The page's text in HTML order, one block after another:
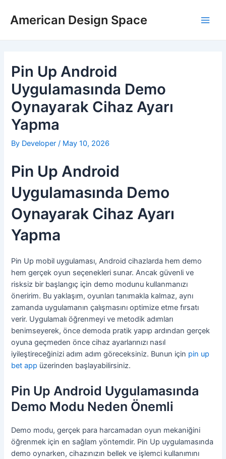
American Design Space
Pin Up Android
Uygulamasında Demo
Oynayarak Cihaz Ayarı
Yapma
By Developer/ May 10, 2026
Pin Up Android
Uygulamasında Demo
Oynayarak Cihaz Ayarı
Yapma
Pin Up mobil uygulaması, Android cihazlarda hem demo
hem gerçek oyun seçenekleri sunar. Ancak güvenli ve
risksiz bir başlangıç için demo modunu kullanmanızı
öneririm. Bu yaklaşım, oyunları tanımakla kalmaz, aynı
zamanda uygulamanın çalışmasını optimize etme fırsatı
verir. Uygulamalı öğrenmeyi ve metodik adımları
benimseyerek, önce demoda pratik yapıp ardından gerçek
oyuna geçmeden önce cihaz ayarlarınızı nasıl
iyileştireceğinizi adım adım göreceksiniz. Bunun için pin up
bet app üzerinden başlayabilirsiniz.
Pin Up Android Uygulamasında
Demo Modu Neden Önemli
Demo modu, gerçek para harcamadan oyun mekaniğini
öğrenmek için en sağlam yöntemdir. Pin Up uygulamasında
demo oynarken, cihazınızın bellek ve işlemci kullanımını
navigation